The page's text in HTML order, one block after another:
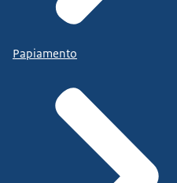
Papiamento